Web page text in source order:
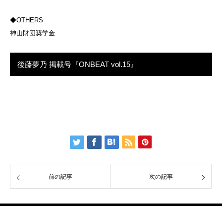
◆OTHERS
神山財団奨学金
後藤夢乃 掲載号『ONBEAT vol.15』
前の記事 次の記事